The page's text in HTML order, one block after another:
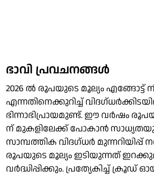
ഭാവി പ്രവചനങ്ങൾ
2026 ൽ രൂപയുടെ മൂല്യം എങ്ങോട്ട്
എന്നതിനെക്കുറിച്ച്
ഭിന്നാഭിപ്രായമുണ്ട്. ഈ വർഷം
ന് മുകളിലേക്ക് പോകാൻ
സാമ്പത്തിക വിദഗ്ധർ
രൂപയുടെ മൂല്യം ഇടിയുന്നത്
വർദ്ധിപ്പിക്കും. പ്രത്യേകിച്ച് ക്രൂഡ്